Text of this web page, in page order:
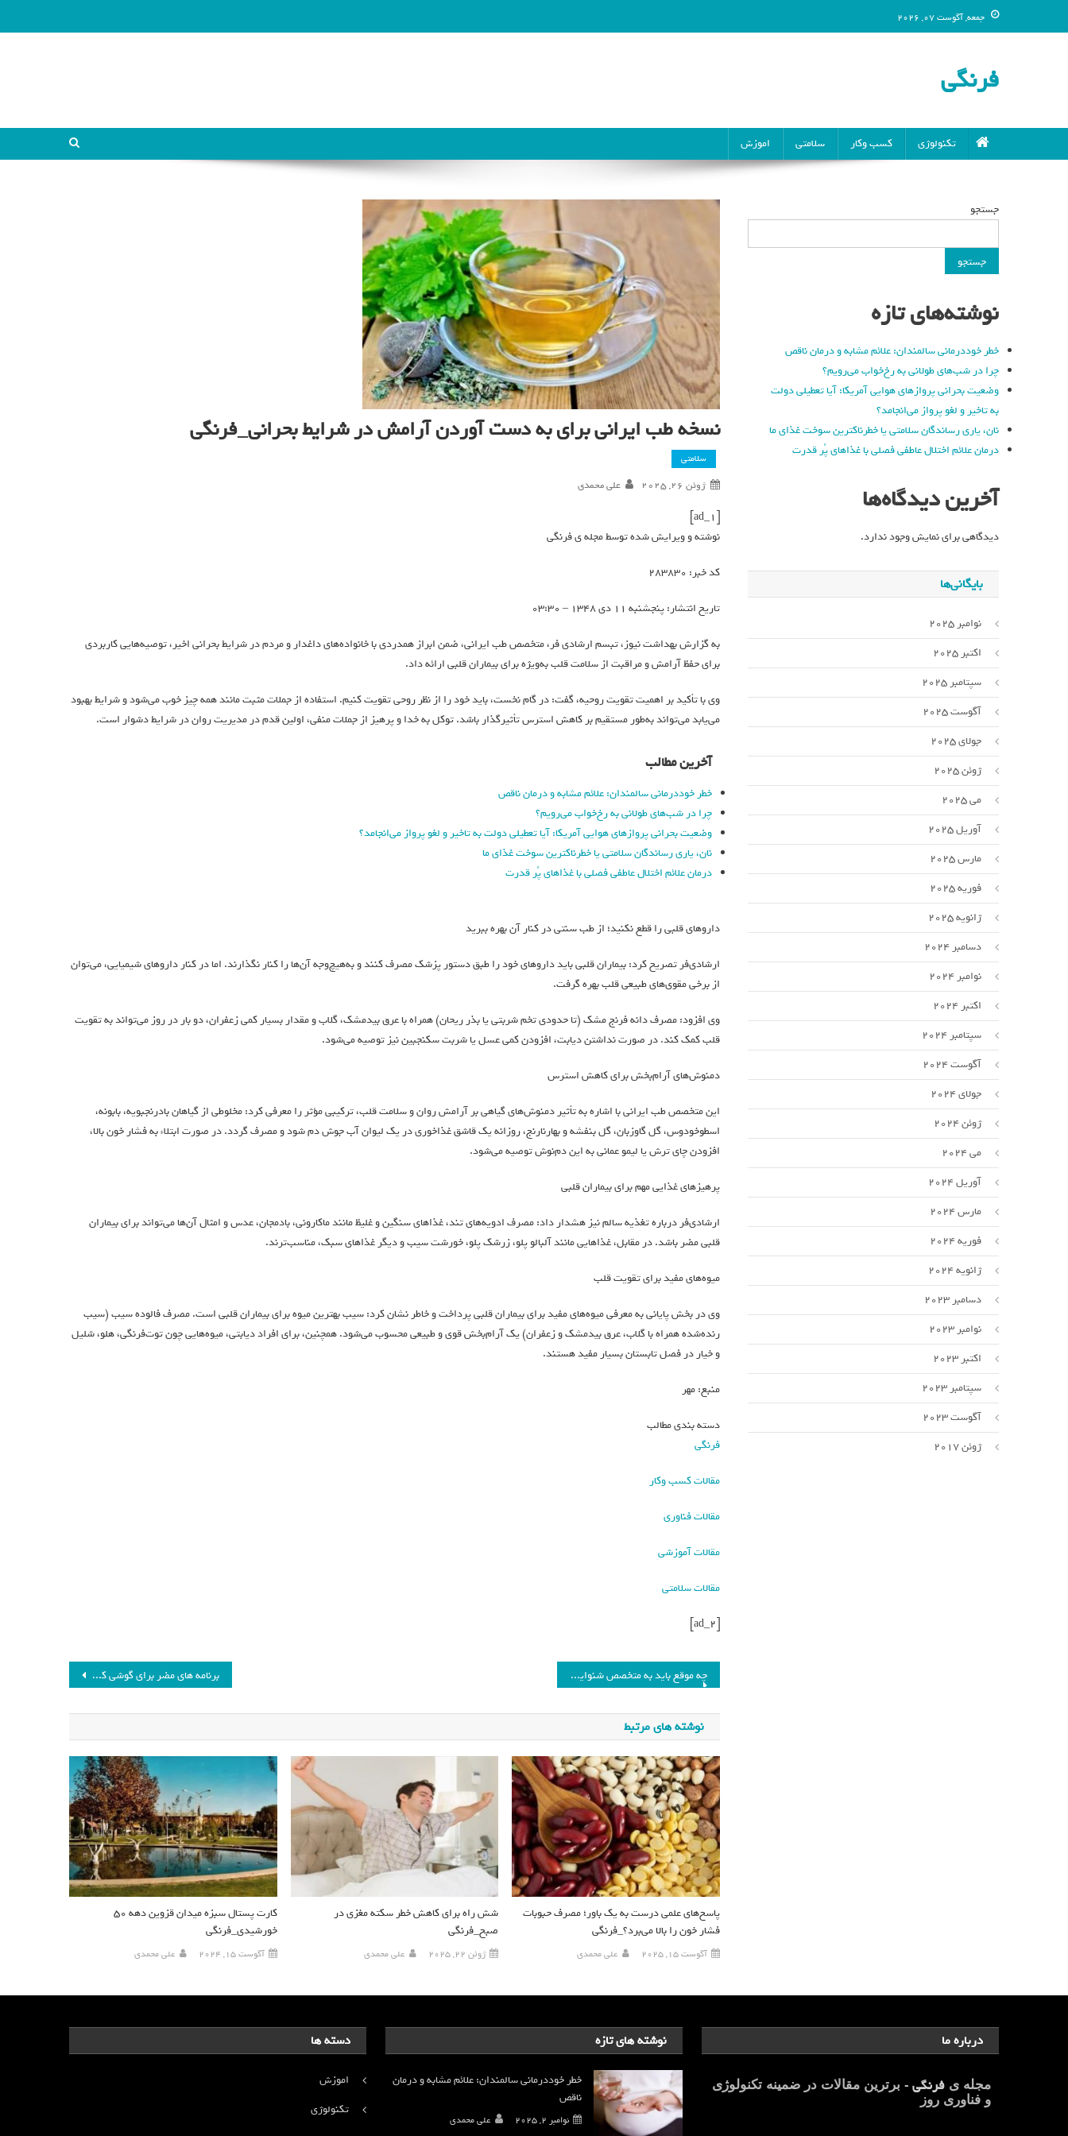
جمعه, آگوست 07, 2026
فرنگی
تکنولوژی کسب وکار سلامتی اموزش
نسخه طب ایرانی برای به دست آوردن آرامش در شرایط بحرانی_فرنگی
سلامتی
ژوئن 26, 2025 علی محمدی
[ad_1]
نوشته و ویرایش شده توسط مجله ی فرنگی
کد خبر: 283830
تاریخ انتشار: پنجشنبه 11 دي 1348 – 03:30
به گزارش بهداشت نیوز، تبسم ارشادی فر، متخصص طب ایرانی، ضمن ابراز همدردی با خانواده‌های داغدار و مردم در شرایط بحرانی اخیر، توصیه‌هایی کاربردی
برای حفظ آرامش و مراقبت از سلامت قلب به‌ویژه برای بیماران قلبی ارائه داد.
وی با تأکید بر اهمیت تقویت روحیه، گفت: در گام نخست، باید خود را از نظر روحی تقویت کنیم. استفاده از جملات مثبت مانند همه چیز خوب می‌شود و شرایط بهبود
می‌یابد می‌تواند به‌طور مستقیم بر کاهش استرس تأثیرگذار باشد. توکل به خدا و پرهیز از جملات منفی، اولین قدم در مدیریت روان در شرایط دشوار است.
آخرین مطالب
خطر خوددرمانی سالمندان: علائم مشابه و درمان ناقص
چرا در شب‌های طولانی به رخ‌خواب می‌رویم؟
وضعیت بحرانی پروازهای هوایی آمریکا: آیا تعطیلی دولت به تاخیر و لغو پرواز می‌انجامد؟
نان، یاری رساندگان سلامتی یا خطرناکترین سوخت غذای ما
درمان علائم اختلال عاطفی فصلی با غذاهای پُر قدرت
داروهای قلبی را قطع نکنید؛ از طب سنتی در کنار آن بهره ببرید
ارشادی‌فر تصریح کرد: بیماران قلبی باید داروهای خود را طبق دستور پزشک مصرف کنند و به‌هیچ‌وجه آن‌ها را کنار نگذارند. اما در کنار داروهای شیمیایی، می‌توان
از برخی مقوی‌های طبیعی قلب بهره گرفت.
وی افزود: مصرف دانه فرنج مشک (تا حدودی تخم شربتی یا بذر ریحان) همراه با عرق بیدمشک، گلاب و مقدار بسیار کمی زعفران، دو بار در روز می‌تواند به تقویت
قلب کمک کند. در صورت نداشتن دیابت، افزودن کمی عسل یا شربت سکنجبین نیز توصیه می‌شود.
دمنوش‌های آرام‌بخش برای کاهش استرس
این متخصص طب ایرانی با اشاره به تأثیر دمنوش‌های گیاهی بر آرامش روان و سلامت قلب، ترکیبی مؤثر را معرفی کرد: مخلوطی از گیاهان بادرنجبویه، بابونه،
اسطوخودوس، گل گاوزبان، گل بنفشه و بهارنارنج، روزانه یک قاشق غذاخوری در یک لیوان آب جوش دم شود و مصرف گردد. در صورت ابتلاء به فشار خون بالا،
افزودن چای ترش یا لیمو عمانی به این دم‌نوش توصیه می‌شود.
پرهیزهای غذایی مهم برای بیماران قلبی
ارشادی‌فر درباره تغذیه سالم نیز هشدار داد: مصرف ادویه‌های تند، غذاهای سنگین و غلیظ مانند ماکارونی، بادمجان، عدس و امثال آن‌ها می‌تواند برای بیماران
قلبی مضر باشد. در مقابل، غذاهایی مانند آلبالو پلو، زرشک پلو، خورشت سیب و دیگر غذاهای سبک، مناسب‌ترند.
میوه‌های مفید برای تقویت قلب
وی در بخش پایانی به معرفی میوه‌های مفید برای بیماران قلبی پرداخت و خاطر نشان کرد: سیب بهترین میوه برای بیماران قلبی است. مصرف فالوده سیب (سیب
رنده‌شده همراه با گلاب، عرق بیدمشک و زعفران) یک آرام‌بخش قوی و طبیعی محسوب می‌شود. همچنین، برای افراد دیابتی، میوه‌هایی چون توت‌فرنگی، هلو، شلیل
و خیار در فصل تابستان بسیار مفید هستند.
منبع: مهر
دسته بندی مطالب
فرنگی
مقالات کسب وکار
مقالات فناوری
مقالات آموزشی
مقالات سلامتی
[ad_2]
برنامه های مضر برای گوشی که باید حذف کنید_فرنگی چه موقع باید به متخصص شنوایی سنجی مراجعه کنیم؟_فرنگی
نوشته های مرتبط
کارت پستال سبزه میدان قزوین دهه ۵۰
خورشیدی_فرنگی
آگوست 15, 2024 علی محمدی
شش راه برای کاهش خطر سکته مغزی در
صبح_فرنگی
ژوئن 22, 2025 علی محمدی
پاسخ‌های علمی درست به یک باور؛ مصرف حبوبات
فشار خون را بالا می‌برد؟_فرنگی
آگوست 15, 2025 علی محمدی
جستجو
جستجو
نوشته‌های تازه
خطر خوددرمانی سالمندان: علائم مشابه و درمان ناقص
چرا در شب‌های طولانی به رخ‌خواب می‌رویم؟
وضعیت بحرانی پروازهای هوایی آمریکا: آیا تعطیلی دولت
به تاخیر و لغو پرواز می‌انجامد؟
نان، یاری رساندگان سلامتی یا خطرناکترین سوخت غذای ما
درمان علائم اختلال عاطفی فصلی با غذاهای پُر قدرت
آخرین دیدگاه‌ها
دیدگاهی برای نمایش وجود ندارد.
بایگانی‌ها
نوامبر 2025
اکتبر 2025
سپتامبر 2025
آگوست 2025
جولای 2025
ژوئن 2025
می 2025
آوریل 2025
مارس 2025
فوریه 2025
ژانویه 2025
دسامبر 2024
نوامبر 2024
اکتبر 2024
سپتامبر 2024
آگوست 2024
جولای 2024
ژوئن 2024
می 2024
آوریل 2024
مارس 2024
فوریه 2024
ژانویه 2024
دسامبر 2023
نوامبر 2023
اکتبر 2023
سپتامبر 2023
آگوست 2023
ژوئن 2017
دسته ها
اموزش
تکنولوژی
نوشته های تازه
خطر خوددرمانی سالمندان: علائم مشابه و درمان
ناقص
نوامبر 2, 2025 علی محمدی
درباره ما
مجله یفرنگی - برترین مقالات در ضمینه تکنولوژی
و فناوری روز